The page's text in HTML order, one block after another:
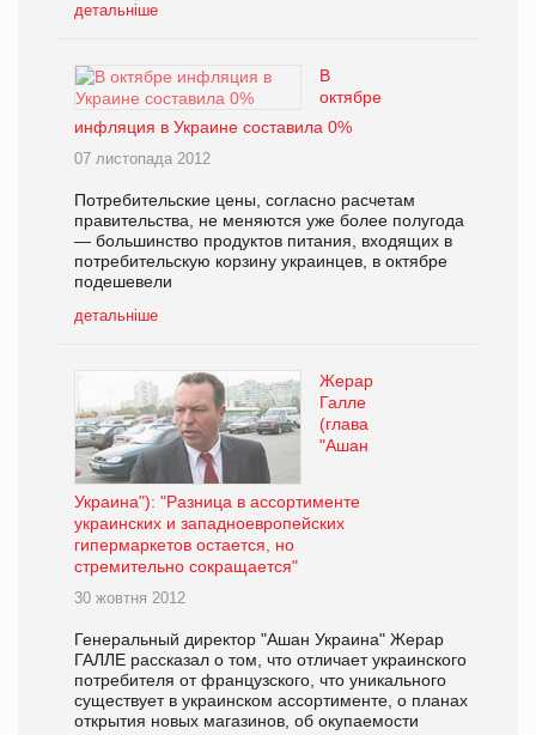
детальніше
В
октябре
инфляция в Украине составила 0%
07 листопада 2012
Потребительские цены, согласно расчетам
правительства, не меняются уже более полугода
— большинство продуктов питания, входящих в
потребительскую корзину украинцев, в октябре
подешевели
детальніше
Жерар
Галле
(глава
"Ашан
Украина"): "Разница в ассортименте
украинских и западноевропейских
гипермаркетов остается, но
стремительно сокращается"
30 жовтня 2012
Генеральный директор "Ашан Украина" Жерар
ГАЛЛЕ рассказал о том, что отличает украинского
потребителя от французского, что уникального
существует в украинском ассортименте, о планах
открытия новых магазинов, об окупаемости